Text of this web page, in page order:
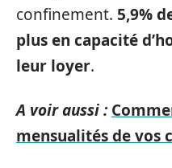
confinement. 5,9%
plus en capacité
leur loyer.
A voir aussi :
mensualités de vos